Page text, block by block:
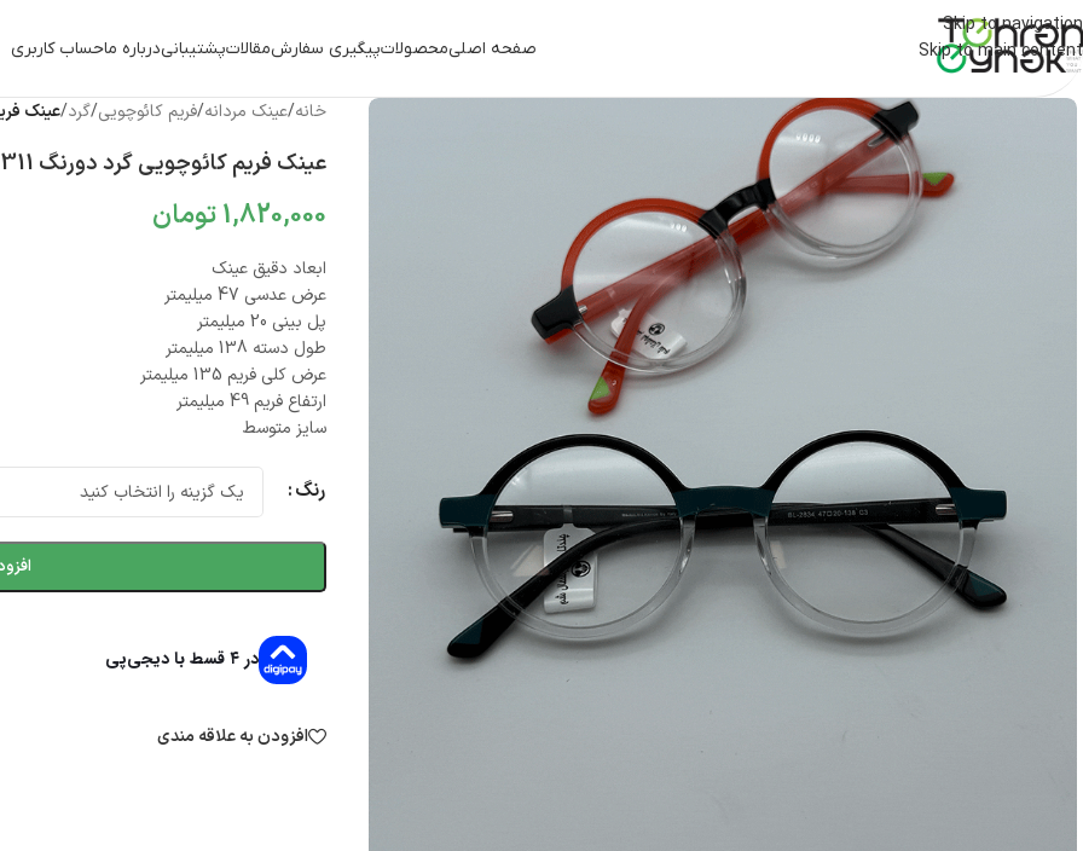
Skip to navigation
Skip to main content
صفحه اصلیمحصولاتپیگیری سفارشمقالاتپشتیبانیدرباره ماحساب کاربری
خانه/عینک مردانه/فریم کائوچویی/گرد/عینک فریم
عینک فریم کائوچویی گرد دورنگ 010101311
1,820,000تومان
ابعاد دقیق عینک
عرض عدسی 47 میلیمتر
پل بینی 20 میلیمتر
طول دسته 138 میلیمتر
عرض کلی فریم 135 میلیمتر
ارتفاع فریم 49 میلیمتر
سایز متوسط
رنگ
در ۴ قسط با دیجی‌پی
افزودن به علاقه مندی